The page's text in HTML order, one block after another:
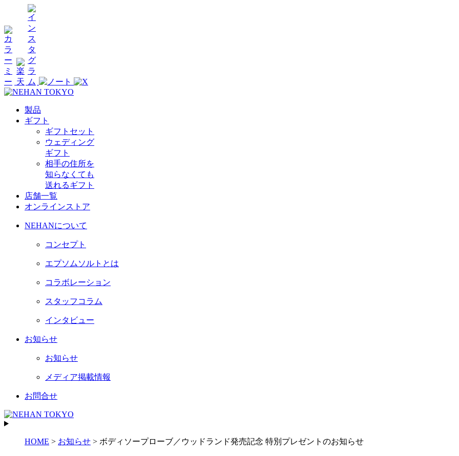
製品
ギフト
ギフトセット
ウェディング
ギフト
相手の住所を
知らなくても
送れるギフト
店舗一覧
オンラインストア
NEHANについて
コンセプト
エプソムソルトとは
コラボレーション
スタッフコラム
インタビュー
お知らせ
お知らせ
メディア掲載情報
お問合せ
HOME > お知らせ > ボディソープローブ／ウッドランド発売記念 特別プレゼントのお知らせ